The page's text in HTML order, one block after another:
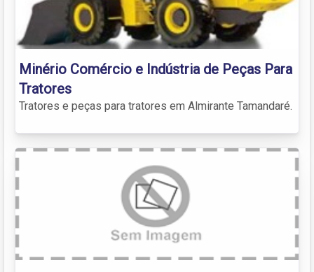
Minério Comércio e Indústria de Peças Para
Tratores
Tratores e peças para tratores em Almirante Tamandaré.